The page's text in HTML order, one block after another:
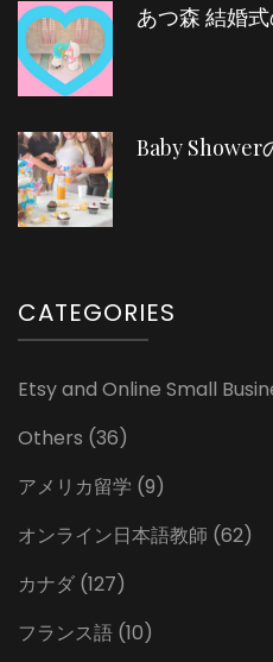
あつ森 結婚
Baby Shower
CATEGORIES
Etsy and Online Small
Others (36)
アメリカ留学 (9)
オンライン日本語教師 (62)
カナダ (127)
フランス語 (10)